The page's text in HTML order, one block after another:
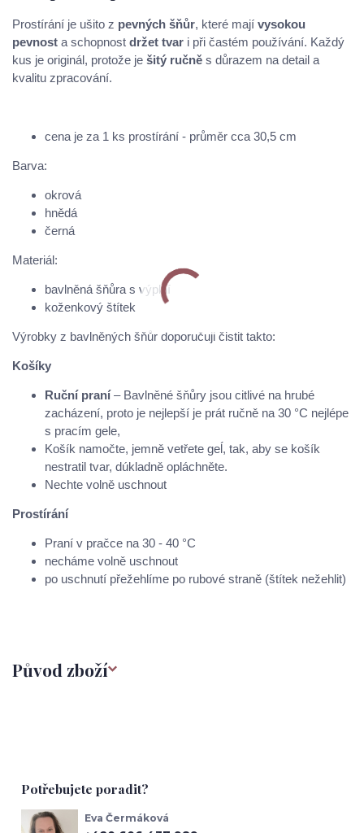
Prostírání je ušito z pevných šňůr, které mají vysokou
pevnost a schopnost držet tvar i při častém používání. Každý
kus je originál, protože je šitý ručně s důrazem na detail a
kvalitu zpracování.
cena je za 1 ks prostírání - průměr cca 30,5 cm
Barva:
okrová
hnědá
černá
Materiál:
bavlněná šňůra s výplní
koženkový štítek
Výrobky z bavlněných šňůr doporučuji čistit takto:
Košíky
Ruční praní– Bavlněné šňůry jsou citlivé na hrubé
zacházení, proto je nejlepší je prát ručně na 30 °C nejlépe
s pracím gele,
Košík namočte, jemně vetřete geĺ, tak, aby se košík
nestratil tvar, dúkladně opláchněte.
Nechte volně uschnout
Prostírání
Praní v pračce na 30 - 40 °C
necháme volně uschnout
po uschnutí přežehlíme po rubové straně (štítek nežehlit)
Původ zboží
Potřebujete poradit?
Eva Čermáková